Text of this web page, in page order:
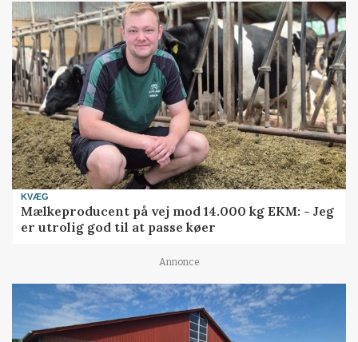
KVÆG
Mælkeproducent på vej mod 14.000 kg EKM: - Jeg
er utrolig god til at passe køer
Annonce